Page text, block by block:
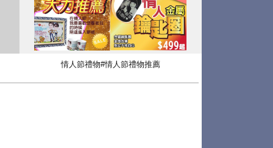
情人節禮物#情人節禮物推薦